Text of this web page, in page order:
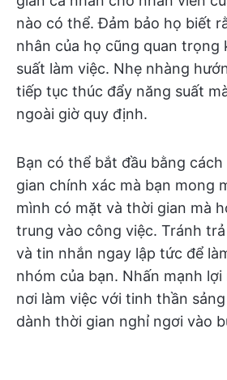
nào có thể. Đảm bảo họ biết
nhân của họ cũng quan trọng
suất làm việc. Nhẹ nhàng
tiếp tục thúc đẩy năng suất
ngoài giờ quy định.
Bạn có thể bắt đầu bằng
gian chính xác mà bạn mong
mình có mặt và thời gian mà
trung vào công việc. Tránh
và tin nhắn ngay lập tức để
nhóm của bạn. Nhấn mạnh lợi
nơi làm việc với tinh thần
dành thời gian nghỉ ngơi vào